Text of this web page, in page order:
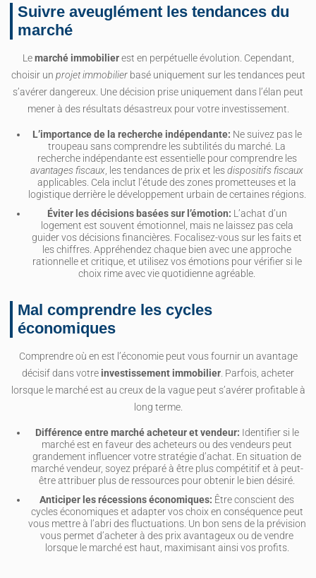
Suivre aveuglément les tendances du
marché
Lemarché immobilierest en perpétuelle évolution. Cependant,
choisir un projet immobilierbasé uniquement sur les tendances peut
s’avérer dangereux. Une décision prise uniquement dans l’élan peut
mener à des résultats désastreux pour votre investissement.
L’importance de la recherche indépendante: Ne suivez pas le
troupeau sans comprendre les subtilités du marché. La
recherche indépendante est essentielle pour comprendre les
avantages fiscaux, les tendances de prix et lesdispositifs fiscaux
applicables. Cela inclut l’étude des zones prometteuses et la
logistique derrière le développement urbain de certaines régions.
Éviter les décisions basées sur l’émotion: L’achat d’un
logement est souvent émotionnel, mais ne laissez pas cela
guider vos décisions financières. Focalisez-vous sur les faits et
les chiffres. Appréhendez chaque bien avec une approche
rationnelle et critique, et utilisez vos émotions pour vérifier si le
choix rime avec vie quotidienne agréable.
Mal comprendre les cycles
économiques
Comprendre où en est l’économie peut vous fournir un avantage
décisif dans votre investissement immobilier. Parfois, acheter
lorsque le marché est au creux de la vague peut s’avérer profitable à
long terme.
Différence entre marché acheteur et vendeur: Identifier si le
marché est en faveur des acheteurs ou des vendeurs peut
grandement influencer votre stratégie d’achat. En situation de
marché vendeur, soyez préparé à être plus compétitif et à peut-
être attribuer plus de ressources pour obtenir le bien désiré.
Anticiper les récessions économiques: Être conscient des
cycles économiques et adapter vos choix en conséquence peut
vous mettre à l’abri des fluctuations. Un bon sens de la prévision
vous permet d’acheter à des prix avantageux ou de vendre
lorsque le marché est haut, maximisant ainsi vos profits.